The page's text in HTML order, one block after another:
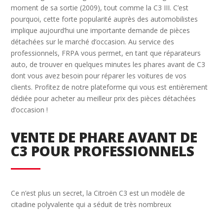
moment de sa sortie (2009), tout comme la C3 III. C’est
pourquoi, cette forte popularité auprès des automobilistes
implique aujourd’hui une importante demande de pièces
détachées sur le marché d’occasion. Au service des
professionnels, FRPA vous permet, en tant que réparateurs
auto, de trouver en quelques minutes les phares avant de C3
dont vous avez besoin pour réparer les voitures de vos
clients. Profitez de notre plateforme qui vous est entièrement
dédiée pour acheter au meilleur prix des pièces détachées
d’occasion !
VENTE DE PHARE AVANT DE
C3 POUR PROFESSIONNELS
Ce n’est plus un secret, la Citroën C3 est un modèle de
citadine polyvalente qui a séduit de très nombreux